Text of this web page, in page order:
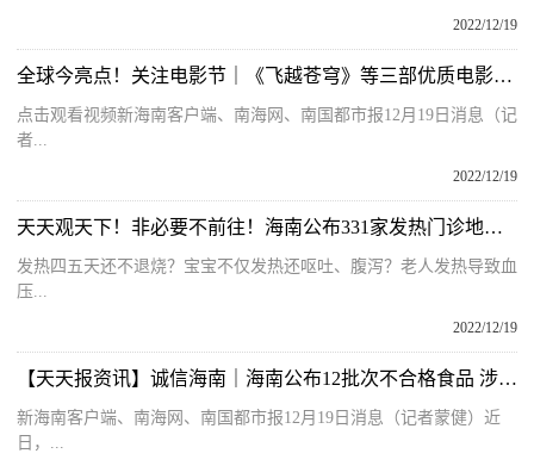
2022/12/19
全球今亮点！关注电影节｜《飞越苍穹》等三部优质电影在三亚发布
点击观看视频新海南客户端、南海网、南国都市报12月19日消息（记
者...
2022/12/19
天天观天下！非必要不前往！海南公布331家发热门诊地址电话
发热四五天还不退烧？宝宝不仅发热还呕吐、腹泻？老人发热导致血
压...
2022/12/19
【天天报资讯】诚信海南｜海南公布12批次不合格食品 涉及鱼、虾、芒果、上海青等
新海南客户端、南海网、南国都市报12月19日消息（记者蒙健）近
日，...